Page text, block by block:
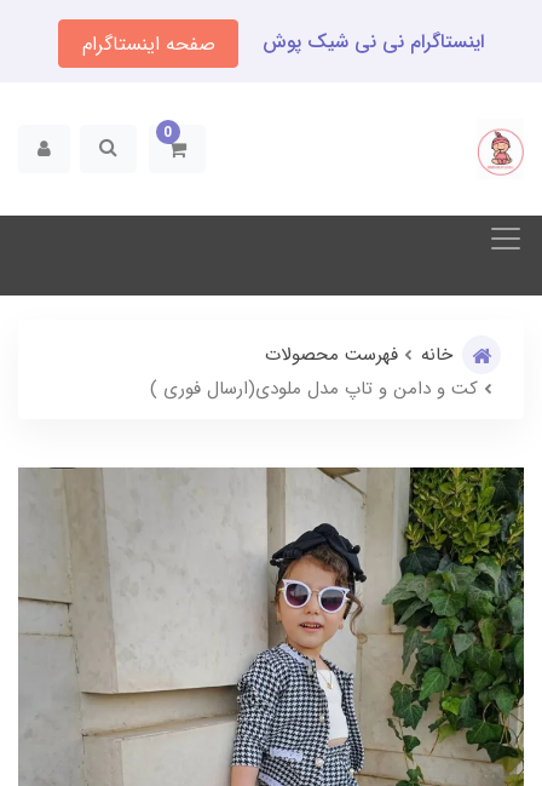
اینستاگرام نی نی شیک پوش صفحه اینستاگرام
0
خانه
فهرست محصولات
کت و دامن و تاپ مدل ملودی(ارسال فوری )